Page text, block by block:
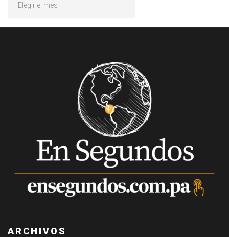
ARCHIVOS